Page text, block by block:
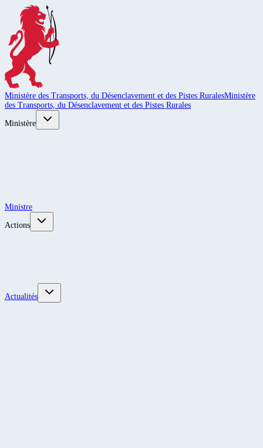
Ministère des Transports, du Désenclavement et des Pistes RuralesMinistère
des Transports, du Désenclavement et des Pistes Rurales
Ministère
Ministre
Actions
Actualités